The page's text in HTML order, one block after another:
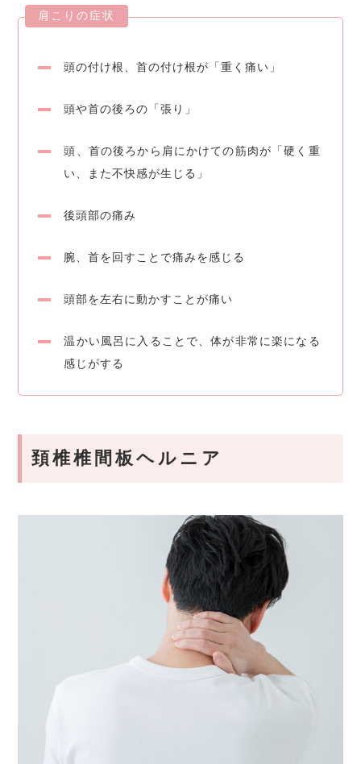
肩こりの症状
頭の付け根、首の付け根が「重く痛い」
頭や首の後ろの「張り」
頭、首の後ろから肩にかけての筋肉が「硬く重
い、また不快感が生じる」
後頭部の痛み
腕、首を回すことで痛みを感じる
頭部を左右に動かすことが痛い
温かい風呂に入ることで、体が非常に楽になる
感じがする
頚椎椎間板ヘルニア